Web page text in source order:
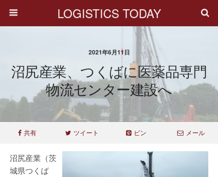
LOGISTICS TODAY
2021年6月11日
沼尻産業、つくばに医薬品専門
物流センター建設へ
共有 ツイート ピン メール
沼尻産業（茨
城県つくば